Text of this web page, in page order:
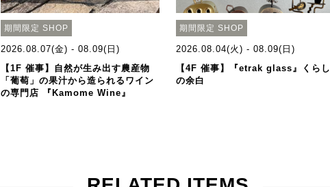
期間限定 SHOP
2026.08.07(金) - 08.09(日)
【1F 催事】自然が生み出す農産物
「葡萄」の果汁から造られるワイン
の専門店 『Kamome Wine』
期間限定 SHOP
2026.08.04(火) - 08.09(日)
【4F 催事】『etrak glass』くらし
の余白